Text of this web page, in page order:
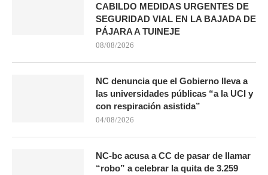
CABILDO MEDIDAS URGENTES DE
SEGURIDAD VIAL EN LA BAJADA DE
PÁJARA A TUINEJE
08/08/2026
NC denuncia que el Gobierno lleva a
las universidades públicas “a la UCI y
con respiración asistida”
04/08/2026
NC-bc acusa a CC de pasar de llamar
“robo” a celebrar la quita de 3.259